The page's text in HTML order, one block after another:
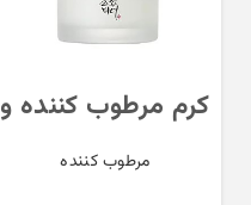
کرم مرطوب کننده و
ضدچروک داینستی
بیوتی اف جوسان
مرطوب کننده